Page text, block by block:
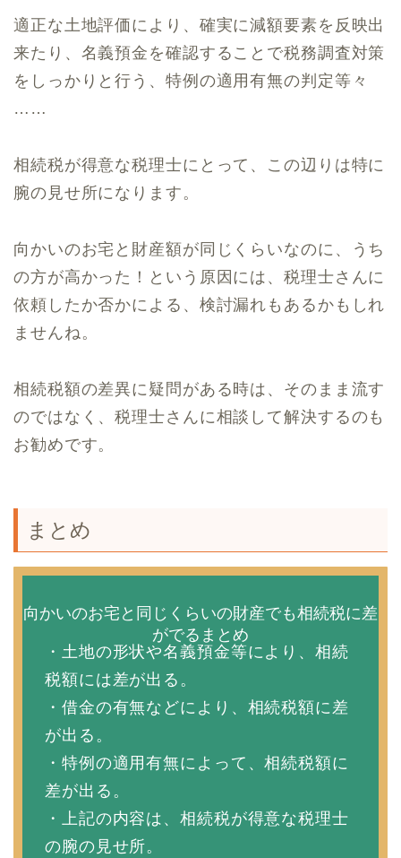
適正な土地評価により、確実に減額要素を反映出
来たり、名義預金を確認することで税務調査対策
をしっかりと行う、特例の適用有無の判定等々
……
相続税が得意な税理士にとって、この辺りは特に
腕の見せ所になります。
向かいのお宅と財産額が同じくらいなのに、うち
の方が高かった！という原因には、税理士さんに
依頼したか否かによる、検討漏れもあるかもしれ
ませんね。
相続税額の差異に疑問がある時は、そのまま流す
のではなく、税理士さんに相談して解決するのも
お勧めです。
まとめ
向かいのお宅と同じくらいの財産でも相続税に差
がでるまとめ
・土地の形状や名義預金等により、相続
税額には差が出る。
・借金の有無などにより、相続税額に差
が出る。
・特例の適用有無によって、相続税額に
差が出る。
・上記の内容は、相続税が得意な税理士
の腕の見せ所。